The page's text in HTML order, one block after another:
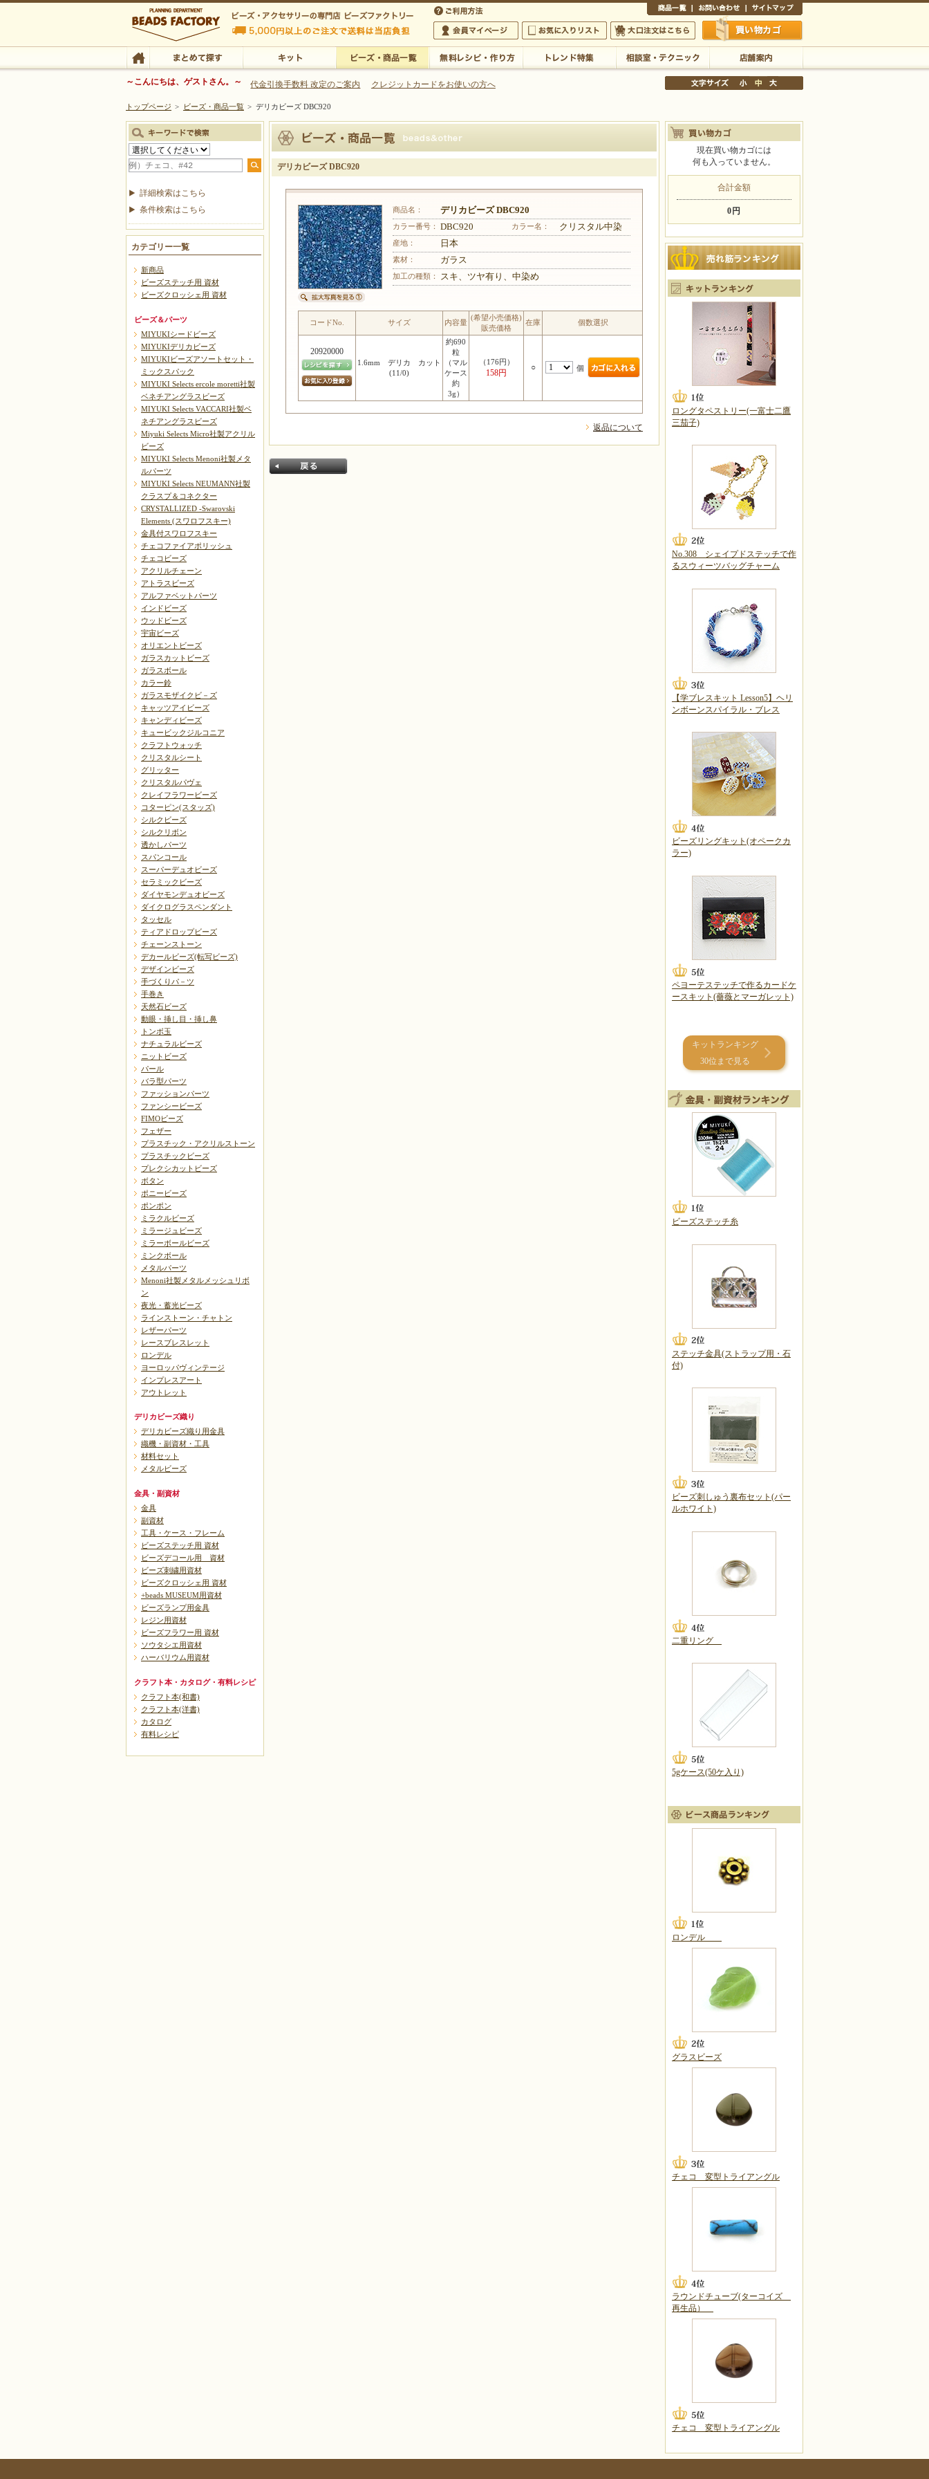
ビーズファクトリー ビーズ・パーツ・金具など・アクセサリーの専門店
ビーズ・アクセサリーの専門店 ビーズファクトリー 5,000円以上のご注文で送料は当店が負担いたします
ビーズ・アクセサリーの専門店 ビーズファクトリー 5,000円以上のご注文で送料は当店が負担いたします
会員マイページ
お気に入りリスト 大口注文はこちら 買い物かご
TOP まとめて探す 店舗案内
～こんにちは、ゲストさん。～ 代金引換手数料 改定のご案内 クレジットカードをお使いの方へ
トップページ > ビーズ・商品一覧 > デリカビーズ DBC920
デリカビーズ DBC920
商品名： デリカビーズ DBC920
カラー番号： DBC920 カラー名： クリスタル中染
産地： 日本
素材： ガラス
加工の種類： スキ、ツヤ有り、中染め
コードNo. サイズ 内容量
(希望小売価格)
販売価格
在庫 個数選択
20920000
1.6mm デリカ カット
(11/0)
約690
粒
（マル
ケース
約
3g）
（176円）
158円
○ 個
返品について
詳細検索はこちら
条件検索はこちら
カテゴリー一覧
新商品
ビーズステッチ用 資材
ビーズクロッシェ用 資材
ビーズ＆パーツ
MIYUKIシードビーズ
MIYUKIデリカビーズ
MIYUKIビーズアソートセット・
ミックスパック
MIYUKI Selects ercole moretti社製
ベネチアングラスビーズ
MIYUKI Selects VACCARI社製ベ
ネチアングラスビーズ
Miyuki Selects Micro社製アクリル
ビーズ
MIYUKI Selects Menoni社製メタ
ルパーツ
MIYUKI Selects NEUMANN社製
クラスプ＆コネクター
CRYSTALLIZED -Swarovski
Elements (スワロフスキー)
金具付スワロフスキー
チェコファイアポリッシュ
チェコビーズ
アクリルチェーン
アトラスビーズ
アルファベットパーツ
インドビーズ
ウッドビーズ
宇宙ビーズ
オリエントビーズ
ガラスカットビーズ
ガラスボール
カラー鈴
ガラスモザイクビ－ズ
キャッツアイビーズ
キャンディビーズ
キュービックジルコニア
クラフトウォッチ
クリスタルシート
グリッター
クリスタルパヴェ
クレイフラワービーズ
コターピン(スタッズ)
シルクビーズ
シルクリボン
透かしパーツ
スパンコール
スーパーデュオビーズ
セラミックビーズ
ダイヤモンデュオビーズ
ダイクログラスペンダント
タッセル
ティアドロップビーズ
チェーンストーン
デカールビーズ(転写ビーズ)
デザインビーズ
手づくりパ－ツ
手巻き
天然石ビーズ
動眼・挿し目・挿し鼻
トンボ玉
ナチュラルビーズ
ニットビーズ
パール
バラ型パーツ
ファッションパーツ
ファンシービーズ
FIMOビーズ
フェザー
プラスチック・アクリルストーン
プラスチックビーズ
プレクシカットビーズ
ボタン
ポニービーズ
ポンポン
ミラクルビーズ
ミラージュビーズ
ミラーボールビーズ
ミンクボール
メタルパーツ
Menoni社製メタルメッシュリボ
ン
夜光・蓄光ビーズ
ラインストーン・チャトン
レザーパーツ
レースブレスレット
ロンデル
ヨーロッパヴィンテージ
インプレスアート
アウトレット
デリカビーズ織り
デリカビーズ織り用金具
織機・副資材・工具
材料セット
メタルビーズ
金具・副資材
金具
副資材
工具・ケース・フレーム
ビーズステッチ用 資材
ビーズデコール用 資材
ビーズ刺繍用資材
ビーズクロッシェ用 資材
+beads MUSEUM用資材
ビーズランプ用金具
レジン用資材
ビーズフラワー用 資材
ソウタシエ用資材
ハーバリウム用資材
クラフト本・カタログ・有料レシピ
クラフト本(和書)
クラフト本(洋書)
カタログ
有料レシピ
現在買い物カゴには
何も入っていません。
合計金額
0円
ロングタペストリー(一富士二鷹
三茄子)
No.308 シェイプドステッチで作
るスウィーツバッグチャーム
【学ブレスキット Lesson5】ヘリ
ンボーンスパイラル・ブレス
ビーズリングキット(オペークカ
ラー)
ペヨーテステッチで作るカードケ
ースキット(薔薇とマーガレット)
キットランキング
30位まで見る
ビーズステッチ糸
ステッチ金具(ストラップ用・石
付)
ビーズ刺しゅう裏布セット(パー
ルホワイト)
二重リング
5gケース(50ケ入り)
ロンデル
グラスビーズ
チェコ 変型トライアングル
ラウンドチューブ(ターコイズ
再生品）
チェコ 変型トライアングル